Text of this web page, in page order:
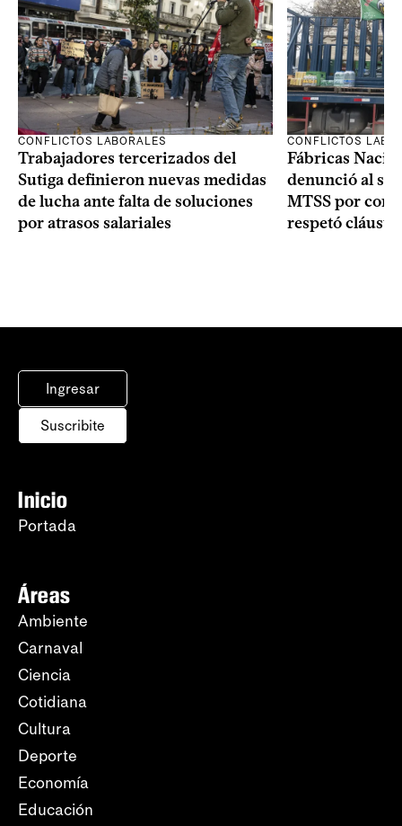
CONFLICTOS LABORALES
Trabajadores tercerizados del
Sutiga definieron nuevas medidas
de lucha ante falta de soluciones
por atrasos salariales
CONFLICTOS
Fábricas
denunció al
MTSS por
respetó
Ingresar
Suscribite
Inicio
Portada
Áreas
Ambiente
Carnaval
Ciencia
Cotidiana
Cultura
Deporte
Economía
Educación